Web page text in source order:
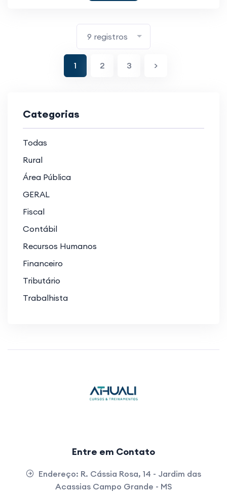
Categorias
Todas
Rural
Área Pública
GERAL
Fiscal
Contábil
Recursos Humanos
Financeiro
Tributário
Trabalhista
9 registros
1 2 3 >
Entre em Contato
Endereço: R. Cássia Rosa, 14 - Jardim das
Acassias Campo Grande - MS